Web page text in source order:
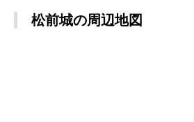
松前城の周辺地図